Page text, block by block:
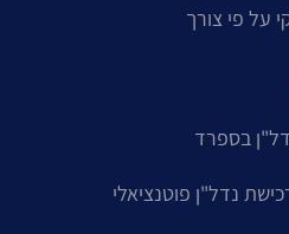
על פי צורך
בספרד
נדל"ן פוטנציאלי